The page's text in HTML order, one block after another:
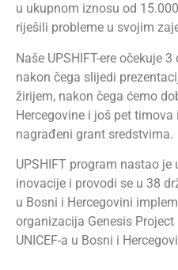
u ukupnom iznosu od
riješili probleme u svojim
Naše UPSHIFT-ere očekuje
nakon čega slijedi
žirijem, nakon čega ćemo
Hercegovine i još pet
nagrađeni grant sredstvima.
UPSHIFT program nastao je
inovacije i provodi se u 38
u Bosni i Hercegovini
organizacija Genesis
UNICEF-a u Bosni i